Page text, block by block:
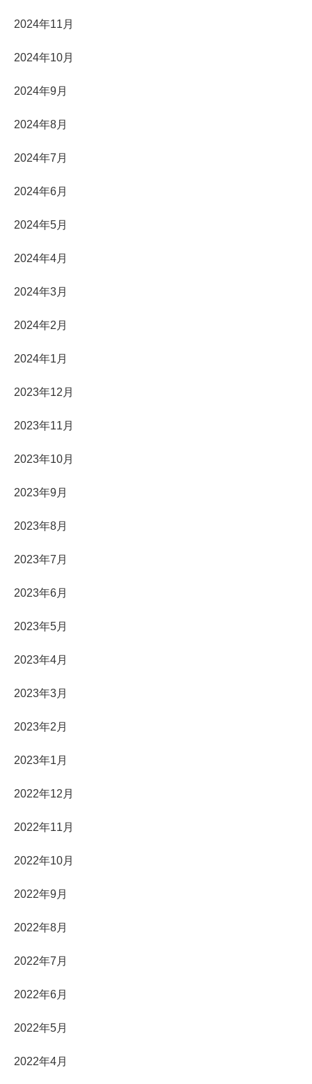
2024年11月
2024年10月
2024年9月
2024年8月
2024年7月
2024年6月
2024年5月
2024年4月
2024年3月
2024年2月
2024年1月
2023年12月
2023年11月
2023年10月
2023年9月
2023年8月
2023年7月
2023年6月
2023年5月
2023年4月
2023年3月
2023年2月
2023年1月
2022年12月
2022年11月
2022年10月
2022年9月
2022年8月
2022年7月
2022年6月
2022年5月
2022年4月